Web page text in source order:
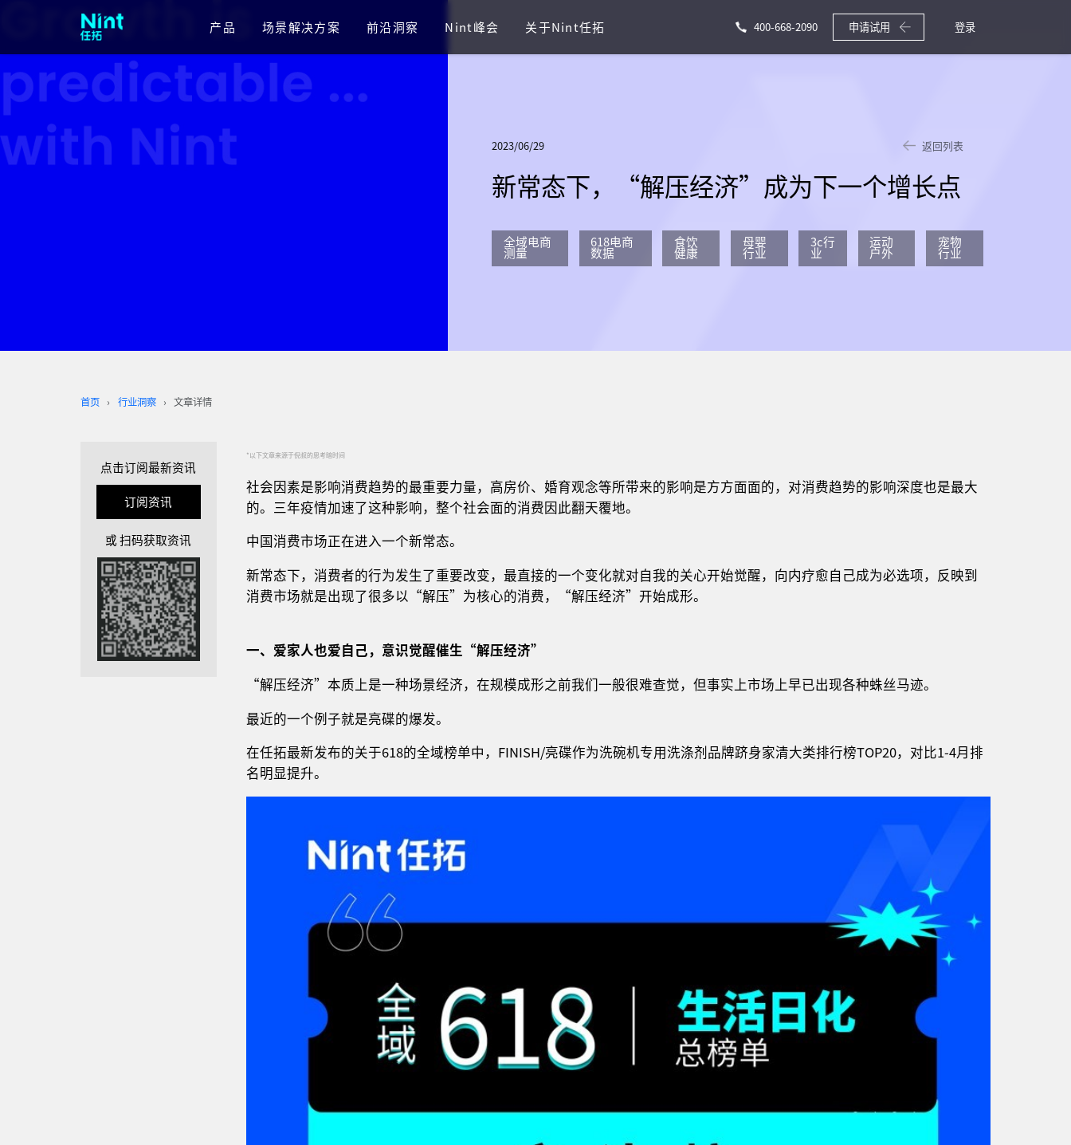
产品 场景解决方案 前沿洞察 Nint峰会 关于Nint任拓 400-668-2090 申请试用 登录
返回列表
2023/06/29
新常态下，“解压经济”成为下一个增长点
全域电商
测量
618电商
数据
食饮
健康
母婴
行业
3c行
业
运动
户外
宠物
行业
首页 行业洞察 文章详情
点击订阅最新资讯
订阅资讯
或 扫码获取资讯
*以下文章来源于倪叔的思考暗时间
社会因素是影响消费趋势的最重要力量，高房价、婚育观念等所带来的影响是方方面面的，对消费趋势的影响深度也是最大
的。三年疫情加速了这种影响，整个社会面的消费因此翻天覆地。
中国消费市场正在进入一个新常态。
新常态下，消费者的行为发生了重要改变，最直接的一个变化就对自我的关心开始觉醒，向内疗愈自己成为必选项，反映到
消费市场就是出现了很多以“解压”为核心的消费，“解压经济”开始成形。
一、爱家人也爱自己，意识觉醒催生“解压经济”
“解压经济”本质上是一种场景经济，在规模成形之前我们一般很难查觉，但事实上市场上早已出现各种蛛丝马迹。
最近的一个例子就是亮碟的爆发。
在任拓最新发布的关于618的全域榜单中，FINISH/亮碟作为洗碗机专用洗涤剂品牌跻身家清大类排行榜TOP20，对比1-4月排
名明显提升。